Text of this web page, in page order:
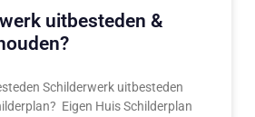
uitbesteden &
Schilderwerk uitbesteden
Eigen Huis Schilderplan